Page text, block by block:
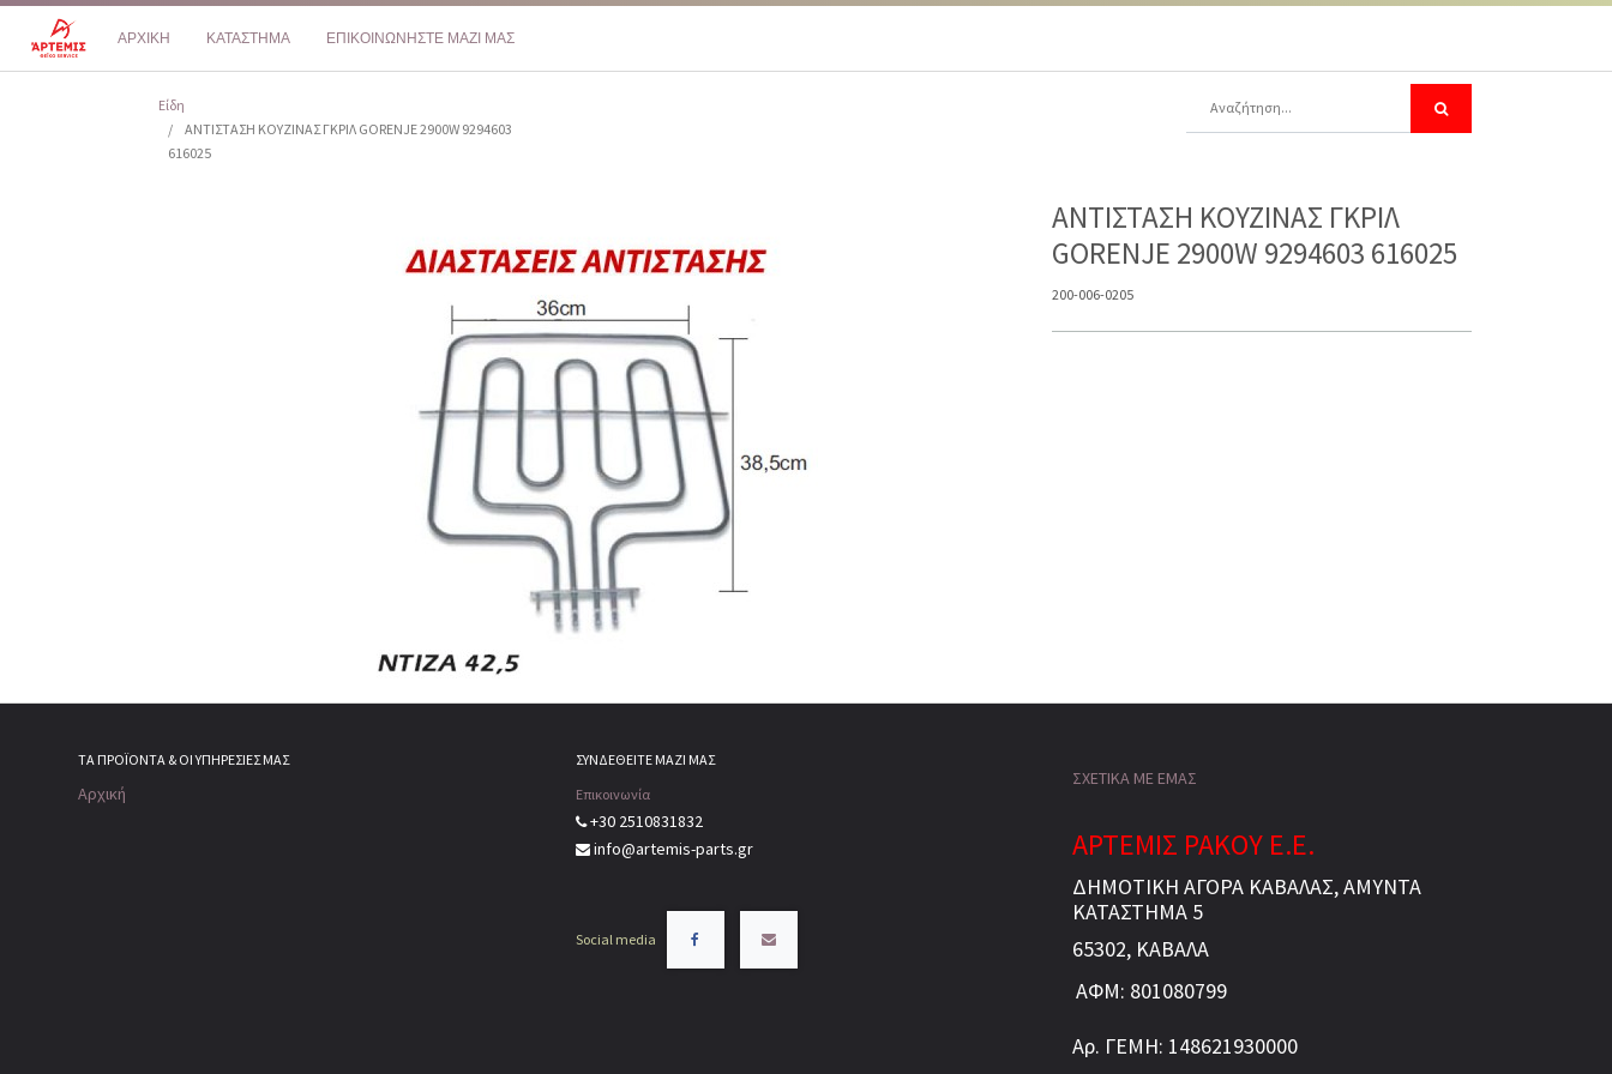
ΑΡΧΙΚΗ ΚΑΤΑΣΤΗΜΑ ΕΠΙΚΟΙΝΩΝΗΣΤΕ ΜΑΖΙ ΜΑΣ
Είδη
ΑΝΤΙΣΤΑΣΗ ΚΟΥΖΙΝΑΣ ΓΚΡΙΛ GORENJE 2900W 9294603
616025
ΑΝΤΙΣΤΑΣΗ ΚΟΥΖΙΝΑΣ ΓΚΡΙΛ
GORENJE 2900W 9294603 616025
200-006-0205
ΤΑ ΠΡΟΪΌΝΤΑ & ΟΙ ΥΠΗΡΕΣΊΕΣ ΜΑΣ
Αρχική
ΣΥΝΔΕΘΕΙΤΕ ΜΑΖΙ ΜΑΣ
Επικοινωνία
+30 2510831832
info@artemis-parts.gr
Social media
ΣΧΕΤΙΚΑ ΜΕ ΕΜΑΣ
ΑΡΤΕΜΙΣ ΡΑΚΟΥ Ε.Ε.
ΔΗΜΟΤΙΚΗ ΑΓΟΡΑ ΚΑΒΑΛΑΣ, ΑΜΥΝΤΑ
ΚΑΤΑΣΤΗΜΑ 5
65302, ΚΑΒΑΛΑ
ΑΦΜ: 801080799
Αρ. ΓΕΜΗ: 148621930000